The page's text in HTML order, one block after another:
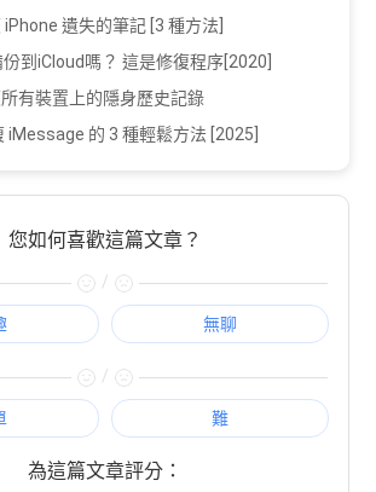
遺失的筆記 [3 種方法]
到iCloud嗎？ 這是修復程序[2020]
有裝置上的隱身歷史記錄
iMessage 的 3 種輕鬆方法 [2025]
您如何喜歡這篇文章？
/
無聊
/
難
為這篇文章評分：